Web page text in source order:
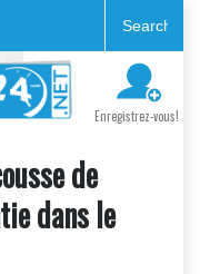
Enregistrez-vous!
de
dans le